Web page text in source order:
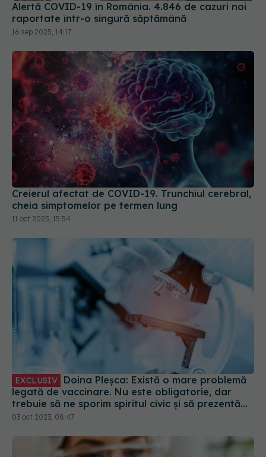
Alertă COVID-19 în România. 4.846 de cazuri noi
raportate într-o singură săptămână
16 sep 2025, 14:17
Creierul afectat de COVID-19. Trunchiul cerebral,
cheia simptomelor pe termen lung
11 oct 2025, 15:54
EXCLUSIV
legată de vaccinare. Nu este obligatorie, dar
trebuie să ne sporim spiritul civic și să prezentăm
corect minusurile și plusurile fiecărui vaccin
03 oct 2023, 08:47